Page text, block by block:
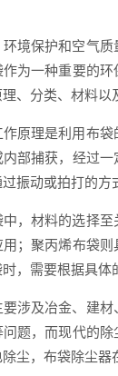
境保护和空气
为一种重要的
、分类、材料以
作原理是利用布
部捕获，经过
振动或拍打的方
，材料的选择
；聚丙烯布袋
，需要根据具体
涉及冶金、建
题，而现代的
尘，布袋除尘器